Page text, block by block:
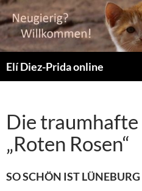
Elí Diez-Prida online
Die traumhafte
„Roten Rosen“
SO SCHÖN IST